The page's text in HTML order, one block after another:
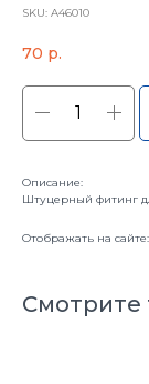
SKU: A46010
70 р.
Описание:
Штуцерный фитинг
Отображать на
Смотрите